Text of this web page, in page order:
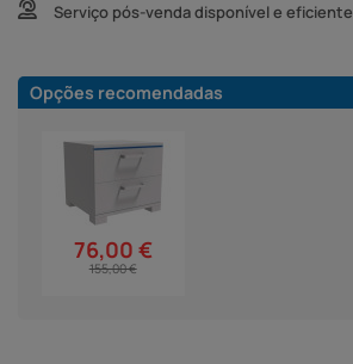
Serviço pós-venda disponível e eficiente
Opções recomendadas
76,00 €
155,00 €